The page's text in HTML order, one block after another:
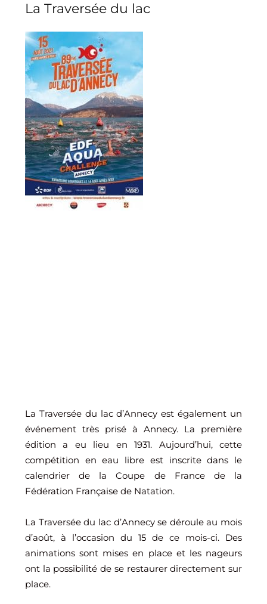
La Traversée du lac
La Traversée du lac d’Annecy est également un
événement très prisé à Annecy. La première
édition a eu lieu en 1931. Aujourd’hui, cette
compétition en eau libre est inscrite dans le
calendrier de la Coupe de France de la
Fédération Française de Natation.
La Traversée du lac d’Annecy se déroule au mois
d’août, à l’occasion du 15 de ce mois-ci. Des
animations sont mises en place et les nageurs
ont la possibilité de se restaurer directement sur
place.